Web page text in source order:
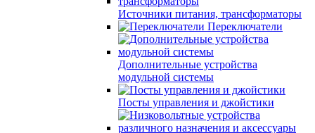
Источники питания, трансформаторы
Переключатели
Дополнительные устройства
модульной системы
Посты управления и джойстики